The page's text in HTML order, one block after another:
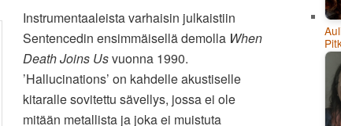
Instrumentaaleista varhaisin julkaistiin
Sentencedin ensimmäisellä demolla When
Death Joins Usvuonna 1990.
’Hallucinations’ on kahdelle akustiselle
kitaralle sovitettu sävellys, jossa ei ole
mitään metallista ja joka ei muistuta